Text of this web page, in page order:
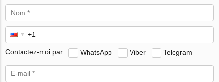
Contactez-moi par WhatsApp Viber Telegram